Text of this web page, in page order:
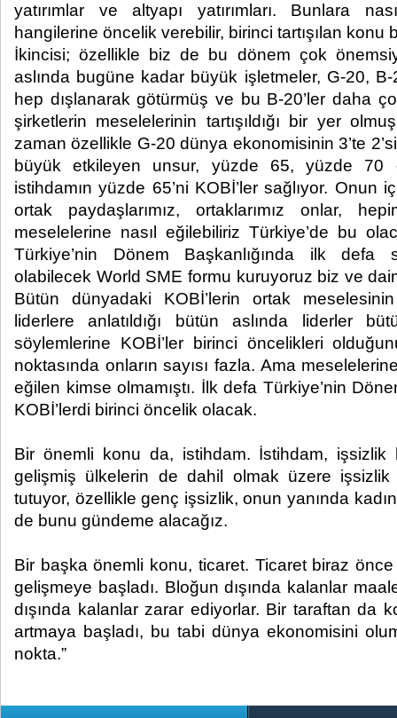
yatırımlar ve altyapı yatırımları. Bunlara
hangilerine öncelik verebilir, birinci tartışılan konu
İkincisi; özellikle biz de bu dönem çok
aslında bugüne kadar büyük işletmeler, G-20, B-
hep dışlanarak götürmüş ve bu B-20’ler daha
şirketlerin meselelerinin tartışıldığı bir yer
zaman özellikle G-20 dünya ekonomisinin 3’te
büyük etkileyen unsur, yüzde 65, yüzde 70
istihdamın yüzde 65’ni KOBİ’ler sağlıyor. Onun
ortak paydaşlarımız, ortaklarımız onlar,
meselelerine nasıl eğilebiliriz Türkiye’de bu
Türkiye’nin Dönem Başkanlığında ilk defa
olabilecek World SME formu kuruyoruz biz ve
Bütün dünyadaki KOBİ’lerin ortak meselesinin
liderlere anlatıldığı bütün aslında liderler
söylemlerine KOBİ’ler birinci öncelikleri
noktasında onların sayısı fazla. Ama
eğilen kimse olmamıştı. İlk defa Türkiye’nin
KOBİ’lerdi birinci öncelik olacak.
Bir önemli konu da, istihdam. İstihdam, işsizlik
gelişmiş ülkelerin de dahil olmak üzere işsizlik
tutuyor, özellikle genç işsizlik, onun yanında kadın
de bunu gündeme alacağız.
Bir başka önemli konu, ticaret. Ticaret biraz
gelişmeye başladı. Bloğun dışında kalanlar
dışında kalanlar zarar ediyorlar. Bir taraftan da
artmaya başladı, bu tabi dünya ekonomisini
nokta.”